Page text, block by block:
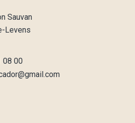
Sauvan
Levens
08 00